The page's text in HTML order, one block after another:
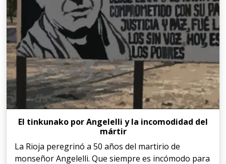
El tinkunako por Angelelli y la incomodidad del
mártir
La Rioja peregrinó a 50 años del martirio de
monseñor Angelelli. Que siempre es incómodo para